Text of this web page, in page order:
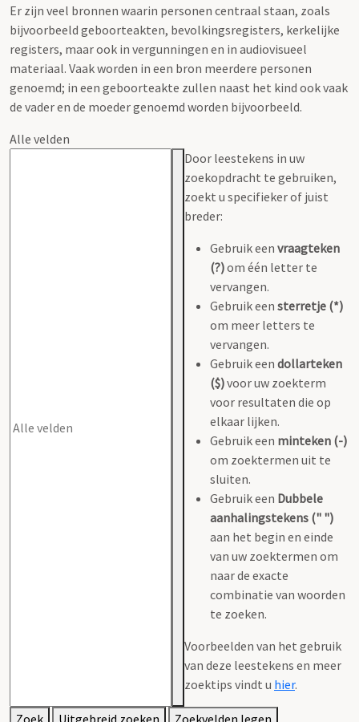
Er zijn veel bronnen waarin personen centraal staan, zoals
bijvoorbeeld geboorteakten, bevolkingsregisters, kerkelijke
registers, maar ook in vergunningen en in audiovisueel
materiaal. Vaak worden in een bron meerdere personen
genoemd; in een geboorteakte zullen naast het kind ook vaak
de vader en de moeder genoemd worden bijvoorbeeld.
Alle velden
Door leestekens in uw
zoekopdracht te gebruiken,
zoekt u specifieker of juist
breder:
Gebruik een vraagteken
(?)om één letter te
vervangen.
Gebruik een sterretje (*)
om meer letters te
vervangen.
Gebruik een dollarteken
($)voor uw zoekterm
voor resultaten die op
elkaar lijken.
Gebruik een minteken (-)
om zoektermen uit te
sluiten.
Gebruik een Dubbele
aanhalingstekens (" ")
aan het begin en einde
van uw zoektermen om
naar de exacte
combinatie van woorden
te zoeken.
Voorbeelden van het gebruik
van deze leestekens en meer
zoektips vindt u hier.
Zoek Uitgebreid zoeken Zoekvelden legen